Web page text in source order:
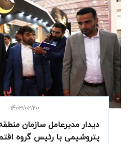
۱۴۰۳/۰۲/۲۰
دیدار مدیرعامل سازمان
پتروشیمی با رئیس گروه